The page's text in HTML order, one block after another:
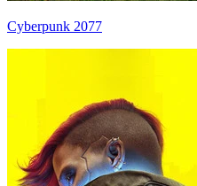
Cyberpunk 2077